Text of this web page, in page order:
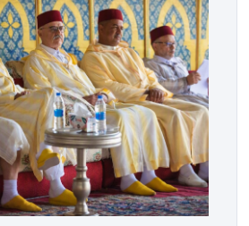
الصادر بتاریخ 3
وأوضحت الوزارة، في بلاغ، أن أطر […]